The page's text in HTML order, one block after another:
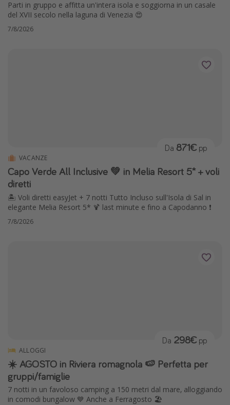
Parti in gruppo e affitta un'intera isola e soggiorna in un casale
del XVII secolo nella laguna di Venezia 😍
7/8/2026
VACANZE
Capo Verde All Inclusive 💚 in Melia Resort 5* + voli
diretti
🏝️ Voli diretti easyJet + 7 notti Tutto Incluso sull'Isola di Sal in
elegante Melia Resort 5* 🍹 last minute e fino a Capodanno ❗️
Da 871€ pp
7/8/2026
ALLOGGI
☀️ AGOSTO in Riviera romagnola 🍉 Perfetta per
gruppi/famiglie
7 notti in un favoloso camping a 150 metri dal mare, alloggiando
in comodi bungalow 💙 Anche a Ferragosto 🏖️
Da 298€ pp